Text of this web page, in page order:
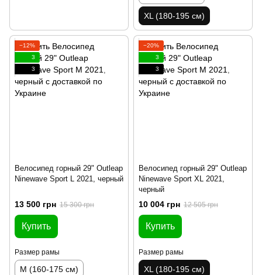
XL (180-195 см)
−12%
3
3
Велосипед горный 29" Outleap
Ninewave Sport L 2021, черный
13 500 грн 15 300 грн
Купить
Размер рамы
M (160-175 см)
−20%
3
3
Велосипед горный 29" Outleap
Ninewave Sport XL 2021,
черный
10 004 грн 12 505 грн
Купить
Размер рамы
XL (180-195 см)